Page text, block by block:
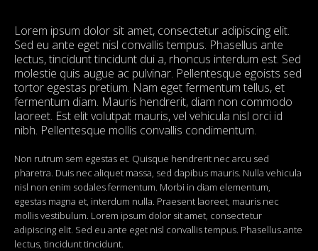
Lorem ipsum dolor sit amet, consectetur adipiscing elit.
Sed eu ante eget nisl convallis tempus. Phasellus ante
lectus, tincidunt tincidunt dui a, rhoncus interdum est. Sed
molestie quis augue ac pulvinar. Pellentesque egoists sed
tortor egestas pretium. Nam eget fermentum tellus, et
fermentum diam. Mauris hendrerit, diam non commodo
laoreet. Est elit volutpat mauris, vel vehicula nisl orci id
nibh. Pellentesque mollis convallis condimentum.
Non rutrum sem egestas et. Quisque hendrerit nec arcu sed
pharetra. Duis nec aliquet massa, sed dapibus mauris. Nulla vehicula
nisl non enim sodales fermentum. Morbi in diam elementum,
egestas magna et, interdum nulla. Praesent laoreet, mauris nec
mollis vestibulum. Lorem ipsum dolor sit amet, consectetur
adipiscing elit. Sed eu ante eget nisl convallis tempus. Phasellus ante
lectus, tincidunt tincidunt.